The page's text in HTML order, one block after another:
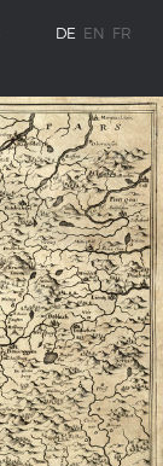
DE EN FR